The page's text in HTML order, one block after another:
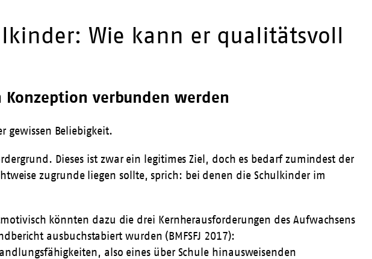
Wie kann er qualitätsvoll
Konzeption verbunden werden
gewissen Beliebigkeit.
Dieses ist zwar ein legitimes Ziel, doch es bedarf zumindest der
zugrunde liegen sollte, sprich: bei denen die Schulkinder im
könnten dazu die drei Kernherausforderungen des Aufwachsens
ausbuchstabiert wurden (BMFSFJ 2017):
also eines über Schule hinausweisenden